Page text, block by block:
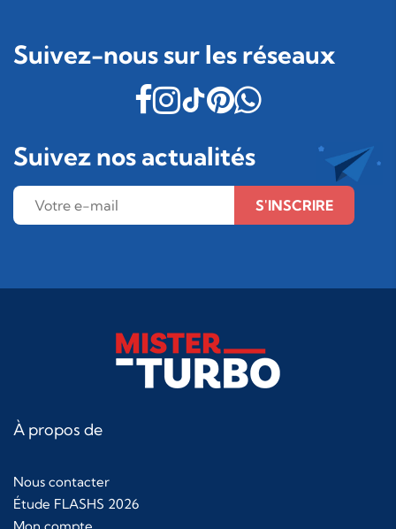
Suivez-nous sur les réseaux
Suivez nos actualités
S'INSCRIRE
À propos de
Nous contacter
Étude FLASHS 2026